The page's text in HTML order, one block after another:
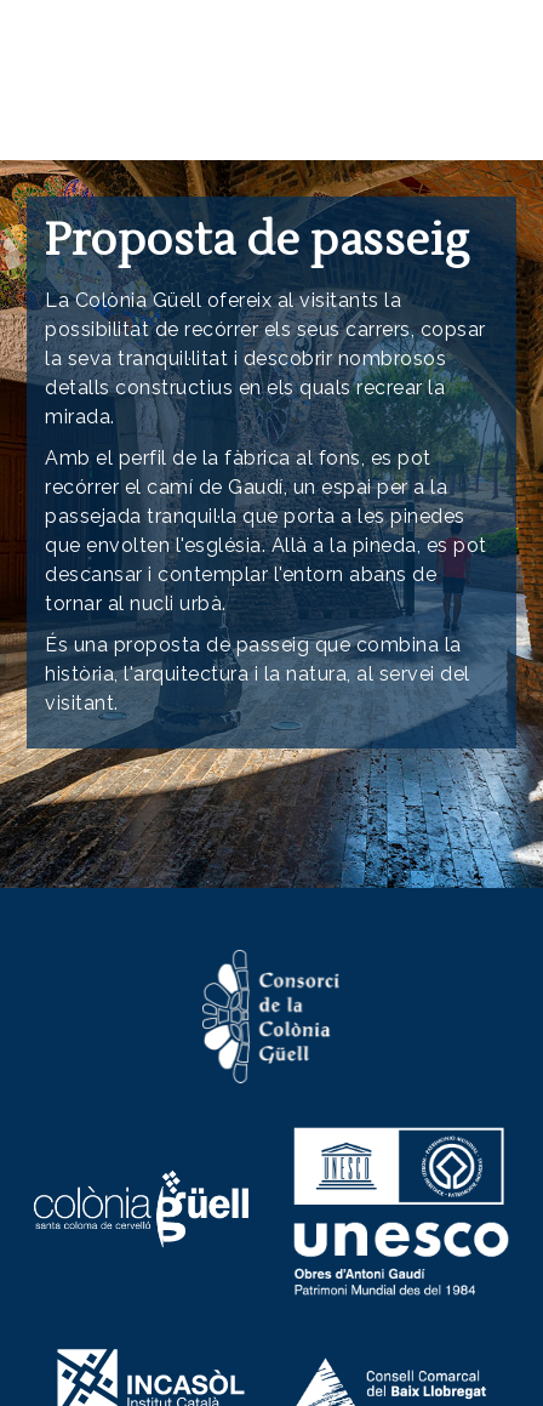
Imatge
Proposta de passeig
La Colònia Güell ofereix al visitants la
possibilitat de recórrer els seus carrers, copsar
la seva tranquil·litat i descobrir nombrosos
detalls constructius en els quals recrear la
mirada.
Amb el perfil de la fàbrica al fons, es pot
recórrer el camí de Gaudí, un espai per a la
passejada tranquil·la que porta a les pinedes
que envolten l'església. Allà a la pineda, es pot
descansar i contemplar l'entorn abans de
tornar al nucli urbà.
És una proposta de passeig que combina la
història, l'arquitectura i la natura, al servei del
visitant.